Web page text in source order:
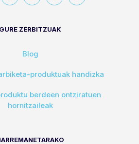
GURE ZERBITZUAK
Blog
produktuak handizka
berdeen ontziratuen
hornitzaileak